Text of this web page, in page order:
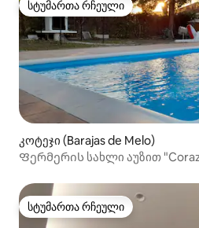
სტუმართა რჩეული
სტუმართა რჩეული
კოტეჯი (Barajas de Melo)
Ფერმერის სახლი აუზით
სტუმართა რჩეული
სტუმართა რჩეული